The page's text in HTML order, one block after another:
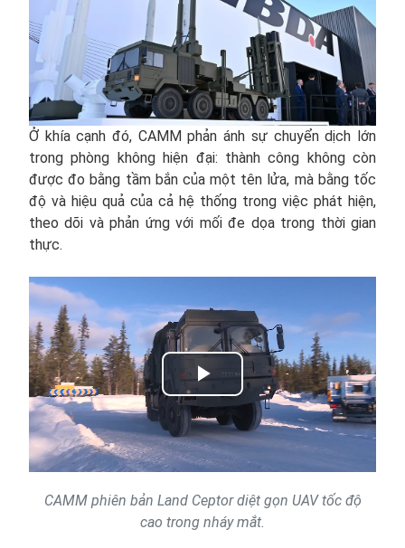
Ở khía cạnh đó, CAMM phản ánh sự chuyển dịch lớn
trong phòng không hiện đại: thành công không còn
được đo bằng tầm bắn của một tên lửa, mà bằng tốc
độ và hiệu quả của cả hệ thống trong việc phát hiện,
theo dõi và phản ứng với mối đe dọa trong thời gian
thực.
Play
Video
CAMM phiên bản Land Ceptor diệt gọn UAV tốc độ
cao trong nháy mắt.